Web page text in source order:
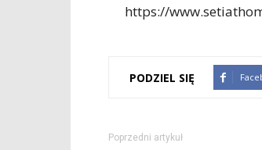
https://
PODZIEL SIĘ
Poprzedni artykuł